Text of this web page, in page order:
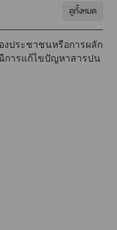
ดูทั้งหมด